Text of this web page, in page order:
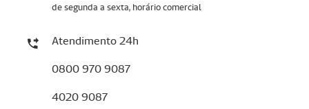
de segunda a sexta, horário comercial
Atendimento 24h
0800 970 9087
4020 9087